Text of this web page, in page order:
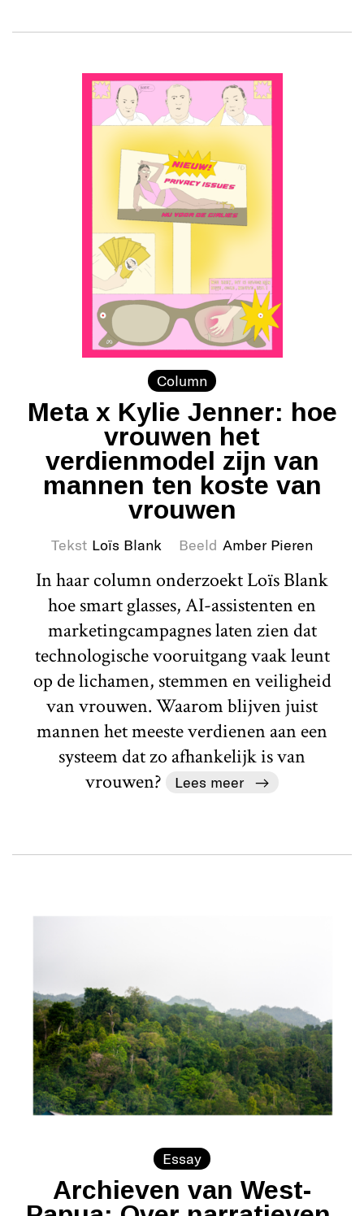
Column
Meta x Kylie Jenner: hoe
vrouwen het
verdienmodel zijn van
mannen ten koste van
vrouwen
Tekst Loïs Blank Beeld Amber Pieren
In haar column onderzoekt Loïs Blank
hoe smart glasses, AI-assistenten en
marketingcampagnes laten zien dat
technologische vooruitgang vaak leunt
op de lichamen, stemmen en veiligheid
van vrouwen. Waarom blijven juist
mannen het meeste verdienen aan een
systeem dat zo afhankelijk is van
vrouwen?
Lees meer
Essay
Archieven van West-